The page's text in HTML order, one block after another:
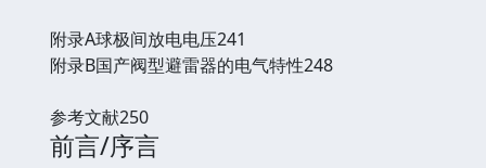
附录A球极间放电电压241
附录B国产阀型避雷器的电气特性248
参考文献250
前言/序言